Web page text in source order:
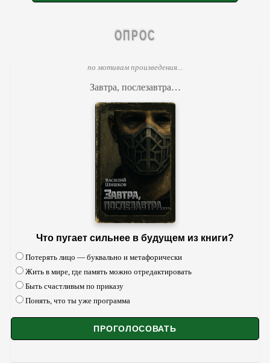
ОПРОС
по мотивам произведения...
Завтра, послезавтра…
Что пугает сильнее в будущем из книги?
Потерять лицо — буквально и метафорически
Жить в мире, где память можно отредактировать
Быть счастливым по приказу
Понять, что ты уже программа